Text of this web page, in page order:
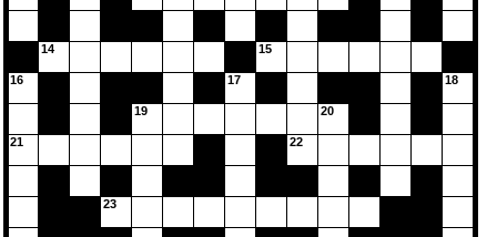
16
21
14
23
19
17
15
22
20
18